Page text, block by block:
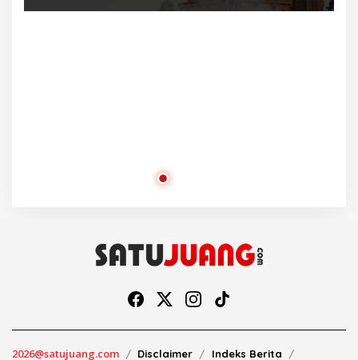
2026@satujuang.com Disclaimer Indeks Berita